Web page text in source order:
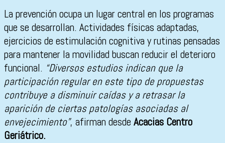
La prevención ocupa un lugar central en los programas
que se desarrollan. Actividades físicas adaptadas,
ejercicios de estimulación cognitiva y rutinas pensadas
para mantener la movilidad buscan reducir el deterioro
funcional. “Diversos estudios indican que la
participación regular en este tipo de propuestas
contribuye a disminuir caídas y a retrasar la
aparición de ciertas patologías asociadas al
envejecimiento”, afirman desde Acacias Centro
Geriátrico.